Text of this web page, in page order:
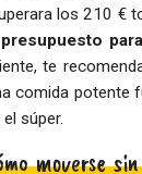
los 210 €
presupuesto
te
comida potente
súper.
moverse